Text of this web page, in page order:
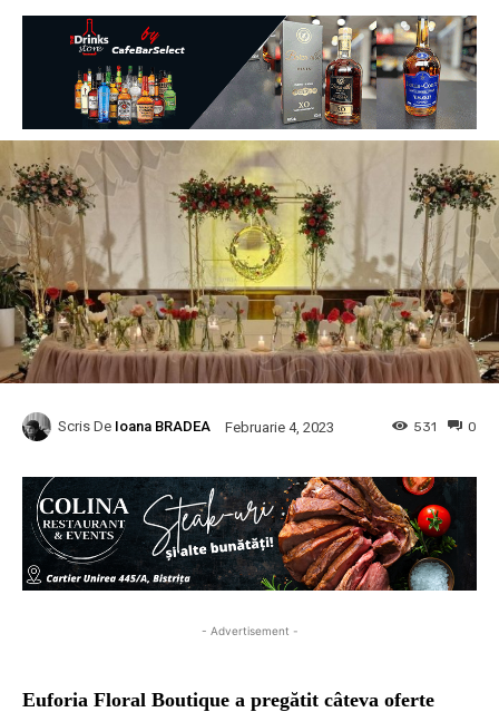
Scris De Ioana BRADEA Februarie 4, 2023 0
531
- Advertisement -
Euforia Floral Boutique a pregătit câteva oferte